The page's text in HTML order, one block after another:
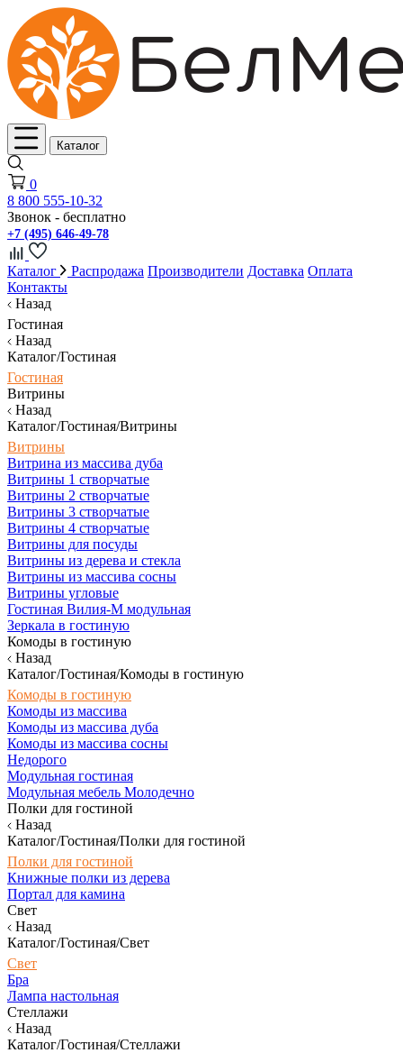
Каталог
0
8 800 555-10-32
Звонок - бесплатно
+7 (495) 646-49-78
Каталог Распродажа Производители Доставка Оплата
Контакты
Назад
Гостиная
Назад
Каталог/Гостиная
Гостиная
Витрины
Назад
Каталог/Гостиная/Витрины
Витрины
Витрина из массива дуба
Витрины 1 створчатые
Витрины 2 створчатые
Витрины 3 створчатые
Витрины 4 створчатые
Витрины для посуды
Витрины из дерева и стекла
Витрины из массива сосны
Витрины угловые
Гостиная Вилия-М модульная
Зеркала в гостиную
Комоды в гостиную
Назад
Каталог/Гостиная/Комоды в гостиную
Комоды в гостиную
Комоды из массива
Комоды из массива дуба
Комоды из массива сосны
Недорого
Модульная гостиная
Модульная мебель Молодечно
Полки для гостиной
Назад
Каталог/Гостиная/Полки для гостиной
Полки для гостиной
Книжные полки из дерева
Портал для камина
Свет
Назад
Каталог/Гостиная/Свет
Свет
Бра
Лампа настольная
Стеллажи
Назад
Каталог/Гостиная/Стеллажи